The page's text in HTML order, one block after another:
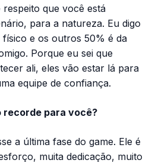
que você está
para a natureza. Eu digo
e os outros 50% é da
Porque eu sei que
ali, eles vão estar lá para
equipe de confiança.
recorde para você?
a última fase do game. Ele é
muita dedicação, muito